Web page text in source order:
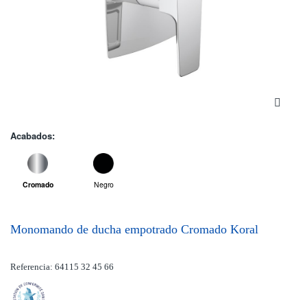
Acabados:
Cromado Negro
Monomando de ducha empotrado Cromado Koral
Referencia: 64115 32 45 66